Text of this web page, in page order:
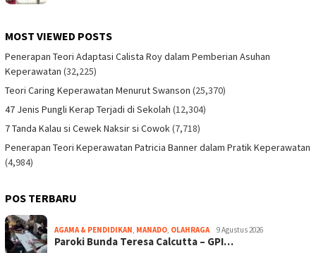
MOST VIEWED POSTS
Penerapan Teori Adaptasi Calista Roy dalam Pemberian Asuhan
Keperawatan (32,225)
Teori Caring Keperawatan Menurut Swanson (25,370)
47 Jenis Pungli Kerap Terjadi di Sekolah (12,304)
7 Tanda Kalau si Cewek Naksir si Cowok(7,718)
Penerapan Teori Keperawatan Patricia Banner dalam Pratik Keperawatan
(4,984)
POS TERBARU
AGAMA & PENDIDIKAN, MANADO, OLAHRAGA 9 Agustus 2026
Paroki Bunda Teresa Calcutta – GPI…